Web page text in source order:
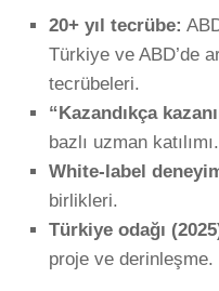
20+ yıl tecrübe:
Türkiye ve ABD’de
tecrübeleri.
“Kazandıkça
bazlı uzman katılımı.
White-label
birlikleri.
Türkiye odağı
proje ve derinleşme.